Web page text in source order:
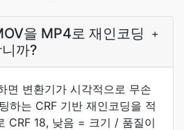
을 MP4로 재인코딩
까?
+
면 변환기가 시각적으로 무손
하는 CRF 기반 재인코딩을 적
CRF 18, 낮음 = 크기 / 품질이